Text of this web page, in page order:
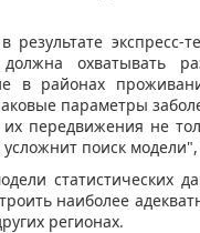
экспресс-
охватывать
в районах
параметры
передвижения не
поиск
статистических
наиболее
регионах.